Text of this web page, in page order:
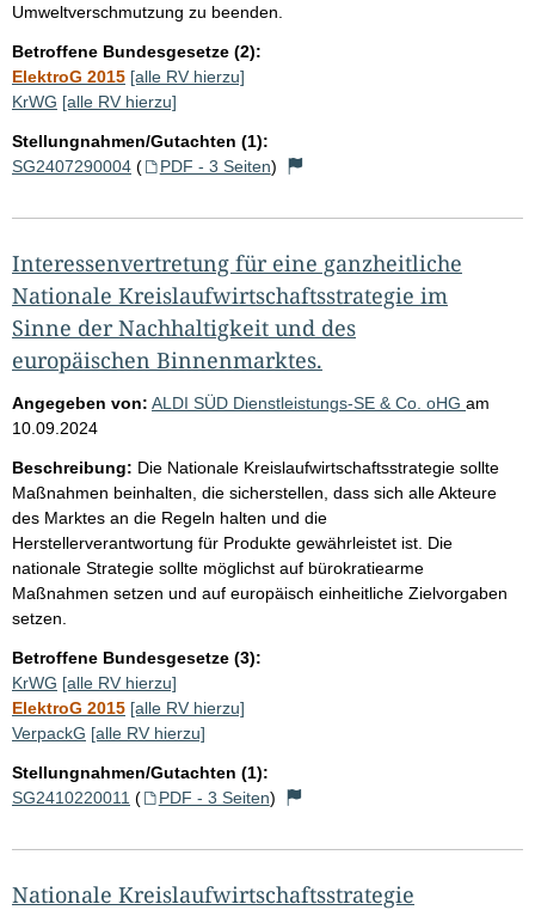
Umweltverschmutzung zu beenden.
Betroffene Bundesgesetze (2):
ElektroG 2015 [alle RV hierzu]
KrWG [alle RV hierzu]
Stellungnahmen/Gutachten (1):
SG2407290004 ( PDF - 3 Seiten)
Interessenvertretung für eine ganzheitliche
Nationale Kreislaufwirtschaftsstrategie im
Sinne der Nachhaltigkeit und des
europäischen Binnenmarktes.
Angegeben von: ALDI SÜD Dienstleistungs-SE & Co. oHG am
10.09.2024
Beschreibung: Die Nationale Kreislaufwirtschaftsstrategie sollte
Maßnahmen beinhalten, die sicherstellen, dass sich alle Akteure
des Marktes an die Regeln halten und die
Herstellerverantwortung für Produkte gewährleistet ist. Die
nationale Strategie sollte möglichst auf bürokratiearme
Maßnahmen setzen und auf europäisch einheitliche Zielvorgaben
setzen.
Betroffene Bundesgesetze (3):
KrWG [alle RV hierzu]
ElektroG 2015 [alle RV hierzu]
VerpackG [alle RV hierzu]
Stellungnahmen/Gutachten (1):
SG2410220011 ( PDF - 3 Seiten)
Nationale Kreislaufwirtschaftsstrategie